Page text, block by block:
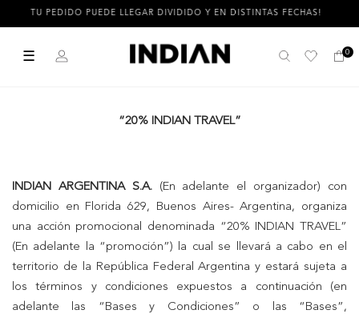
TU PEDIDO PUEDE LLEGAR DIVIDIDO Y EN DISTINTAS FECHAS!
☰ 0
“20% INDIAN TRAVEL”
INDIAN ARGENTINA S.A.(En adelante el organizador) con
domicilio en Florida 629, Buenos Aires- Argentina, organiza
una acción promocional denominada “20% INDIAN TRAVEL”
(En adelante la “promoción”) la cual se llevará a cabo en el
territorio de la República Federal Argentina y estará sujeta a
los términos y condiciones expuestos a continuación (en
adelante las “Bases y Condiciones” o las “Bases”,